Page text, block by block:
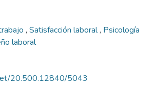
, Satisfacción laboral, Psicología
laboral
20.500.12840/5043